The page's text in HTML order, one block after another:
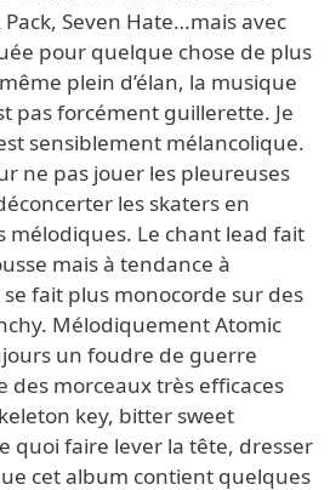
Pack, Seven Hate…mais avec
pour quelque chose de plus
plein d’élan, la musique
pas forcément guillerette. Je
sensiblement mélancolique.
ne pas jouer les pleureuses
les skaters en
mélodiques. Le chant lead fait
mais à tendance à
fait plus monocorde sur des
Mélodiquement Atomic
un foudre de guerre
des morceaux très efficaces
key, bitter sweet
quoi faire lever la tête, dresser
cet album contient quelques